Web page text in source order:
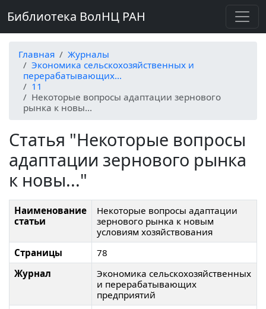
Библиотека ВолНЦ РАН
Главная
Журналы
Экономика сельскохозяйственных и
перерабатывающих...
11
Некоторые вопросы адаптации зернового
рынка к новы...
Статья "Некоторые вопросы
адаптации зернового рынка
к новы..."
Наименование
статьи
Некоторые вопросы адаптации
зернового рынка к новым
условиям хозяйствования
Страницы
78
Журнал
Экономика сельскохозяйственных
и перерабатывающих
предприятий